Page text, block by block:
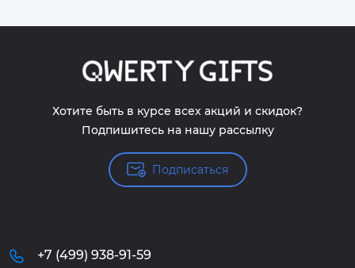
Хотите быть в курсе всех акций и скидок?
Подпишитесь на нашу рассылку
Подписаться
+7 (499) 938-91-59